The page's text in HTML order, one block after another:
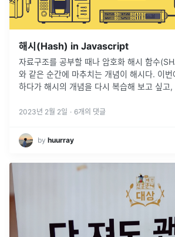
해시(Hash) in Javascript
자료구조를 공부할 때나 암호화 해시 함수
와 같은 순간에 마추치는 개념이 해시다. 이
하다가 해시의 개념을 다시 복습해 보고 싶고
2023년 2월 2일 · 6개의 댓글
by huurray